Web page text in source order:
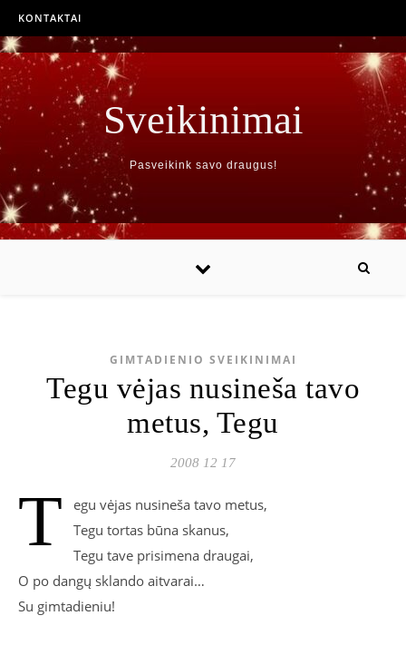
KONTAKTAI
Sveikinimai
Pasveikink savo draugus!
GIMTADIENIO SVEIKINIMAI
Tegu vėjas nusineša tavo
metus, Tegu
2008 12 17
T
egu vėjas nusineša tavo metus,
Tegu tortas būna skanus,
Tegu tave prisimena draugai,
O po dangų sklando aitvarai…
Su gimtadieniu!